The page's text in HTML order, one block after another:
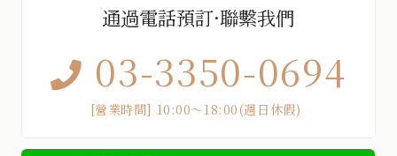
通過電話預訂·聯繫我們
03-3350-0694
[營業時間] 10:00〜18:00(週日休假)